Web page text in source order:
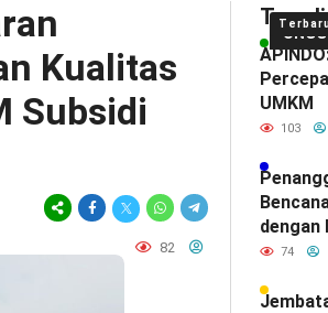
Kualitas
Subsidi
82
UMKM
103
dengan
74